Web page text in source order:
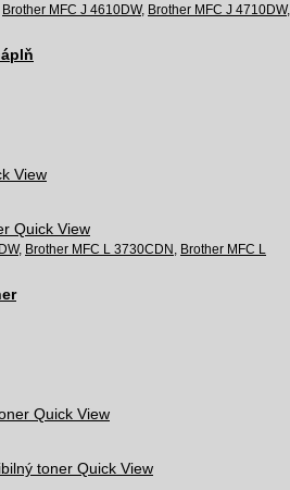
Brother MFC J 4610DW, Brother MFC J 4710DW,
View
Quick View
, Brother MFC L 3730CDN, Brother MFC L
Quick View
Quick View